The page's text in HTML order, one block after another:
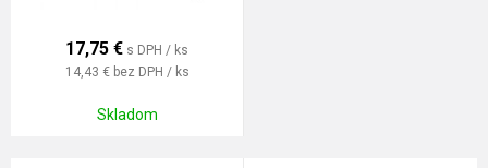
17,75 € s DPH / ks
14,43 € bez DPH / ks
Skladom